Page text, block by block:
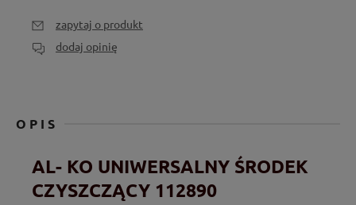
zapytaj o produkt
dodaj opinię
OPIS
AL- KO UNIWERSALNY ŚRODEK
CZYSZCZĄCY 112890